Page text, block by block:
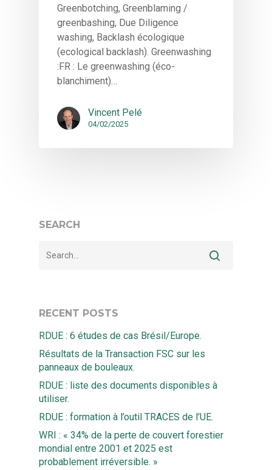
Greenbotching, Greenblaming /
greenbashing, Due Diligence
washing, Backlash écologique
(ecological backlash). Greenwashing
:FR : Le greenwashing (éco-
blanchiment)…
Vincent Pelé
04/02/2025
SEARCH
RECENT POSTS
RDUE : 6 études de cas Brésil/Europe.
Résultats de la Transaction FSC sur les
panneaux de bouleaux.
RDUE : liste des documents disponibles à
utiliser.
RDUE : formation à l’outil TRACES de l’UE.
WRI : « 34% de la perte de couvert forestier
mondial entre 2001 et 2025 est
probablement irréversible. »
Accueil
Solutions